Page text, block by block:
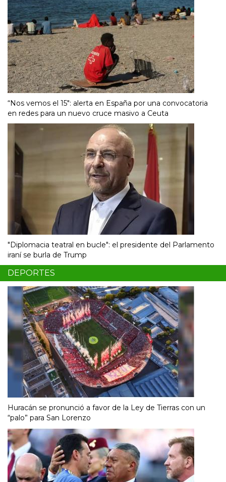
“Nos vemos el 15″: alerta en España por una convocatoria
en redes para un nuevo cruce masivo a Ceuta
"Diplomacia teatral en bucle": el presidente del Parlamento
iraní se burla de Trump
DEPORTES
Huracán se pronunció a favor de la Ley de Tierras con un
“palo” para San Lorenzo